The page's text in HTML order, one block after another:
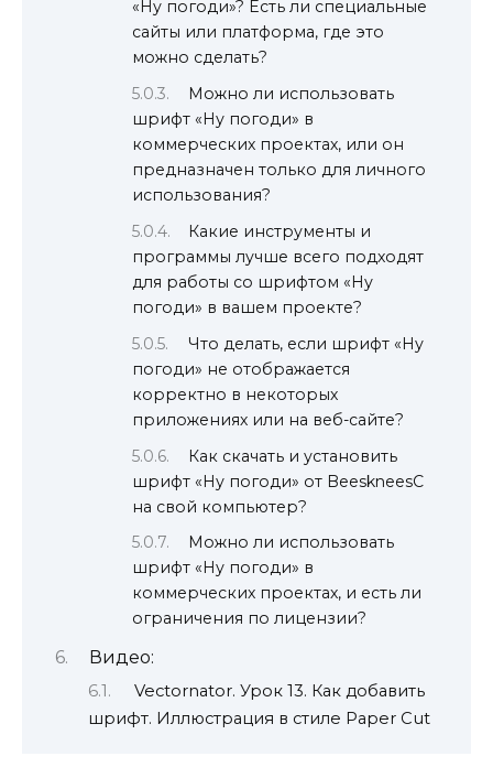
«Ну погоди»? Есть ли специальные
сайты или платформа, где это
можно сделать?
Можно ли использовать
шрифт «Ну погоди» в
коммерческих проектах, или он
предназначен только для личного
использования?
Какие инструменты и
программы лучше всего подходят
для работы со шрифтом «Ну
погоди» в вашем проекте?
Что делать, если шрифт «Ну
погоди» не отображается
корректно в некоторых
приложениях или на веб-сайте?
Как скачать и установить
шрифт «Ну погоди» от BeeskneesC
на свой компьютер?
Можно ли использовать
шрифт «Ну погоди» в
коммерческих проектах, и есть ли
ограничения по лицензии?
Видео:
Vectornator. Урок 13. Как добавить
шрифт. Иллюстрация в стиле Paper Cut